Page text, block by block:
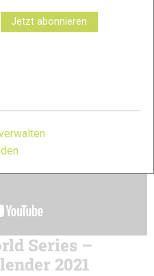
Series –
2021
Jetzt abonnieren